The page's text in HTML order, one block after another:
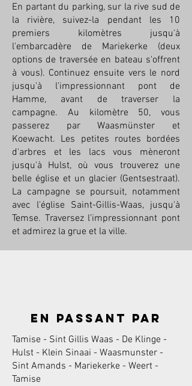
En partant du parking, sur la rive sud de
la rivière, suivez-la pendant les 10
premiers kilomètres jusqu'à
l'embarcadère de Mariekerke (deux
options de traversée en bateau s'offrent
à vous). Continuez ensuite vers le nord
jusqu'à l'impressionnant pont de
Hamme, avant de traverser la
campagne. Au kilomètre 50, vous
passerez par Waasmünster et
Koewacht. Les petites routes bordées
d'arbres et les lacs vous mèneront
jusqu'à Hulst, où vous trouverez une
belle église et un glacier (Gentsestraat).
La campagne se poursuit, notamment
avec l'église Saint-Gillis-Waas, jusqu'à
Temse. Traversez l'impressionnant pont
et admirez la grue et la ville.
en passant par
Tamise - Sint Gillis Waas - De Klinge -
Hulst - Klein Sinaai - Waasmunster -
Sint Amands - Mariekerke - Weert -
Tamise